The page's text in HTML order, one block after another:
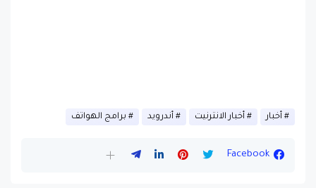
أخبار أخبار الانترنيت أندرويد برامج الهواتف
Facebook